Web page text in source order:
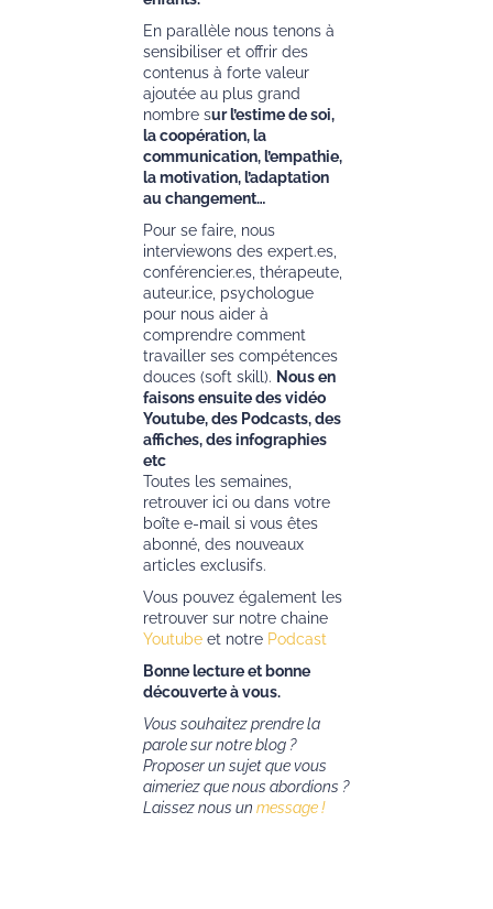
En parallèle nous tenons à
sensibiliser et offrir des
contenus à forte valeur
ajoutée au plus grand
nombre sur l’estime de soi,
la coopération, la
communication, l’empathie,
la motivation, l’adaptation
au changement…
Pour se faire, nous
interviewons des expert.es,
conférencier.es, thérapeute,
auteur.ice, psychologue
pour nous aider à
comprendre comment
travailler ses compétences
douces (soft skill). Nous en
faisons ensuite des vidéo
Youtube, des Podcasts, des
affiches, des infographies
etc
Toutes les semaines,
retrouver ici ou dans votre
boîte e-mail si vous êtes
abonné, des nouveaux
articles exclusifs.
Vous pouvez également les
retrouver sur notre chaine
Youtube et notre Podcast
Bonne lecture et bonne
découverte à vous.
Vous souhaitez prendre la
parole sur notre blog ?
Proposer un sujet que vous
aimeriez que nous abordions ?
Laissez nous un message !